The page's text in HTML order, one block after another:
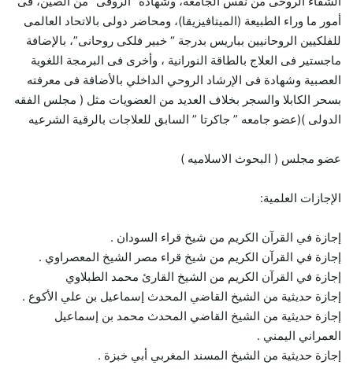
أمور ما وراء الطبيعة (الميتافيزيقا)، ومحاضر دولى بالاتحاد العالمى
للفلكيين الروحانيين بباريس بدرجة “ خبير فلكى روحانى”، بالإضافة
ماجستير فى العلاج بالطاقة النورانية ، وأخرى فى البرمجة اللغوية
العصبية وشهادة فى الإرشاد الروحي الداخلي بالأضافة فى معرفته
بسحر الكابلا والسجر بخلاف العديد من العضويات مثل ( مجلس الفقه
الدولى )(عضو جامعه ” جاكرتا ” السابق للعلاجات بالرقية الشرعيه
عضو مجلس ( البحوث الاسلاميه )
الإجازات العلمية:
إجازة في القرآن الكريم من شيخ قراء السودان .
إجازة في القرآن الكريم من شيخ قراء مصر الشيخ المعصراوي .
إجازة في القرآن الكريم من الشيخ القارئ محمد الطبلاوي
إجازة حديثية من الشيخ القاضي المحدث إسماعيل بن علي الأكوع .
إجازة حديثية من الشيخ القاضي المحدث محمد بن إسماعيل
العمراني اليمني .
إجازة حديثية من الشيخ المسند المغربي أبي خبزة .